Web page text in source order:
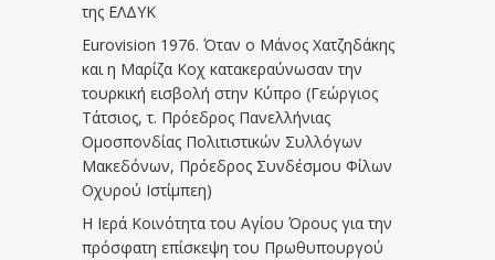
της ΕΛΔΥΚ
Eurovision 1976. Όταν ο Μάνος Χατζηδάκης
και η Μαρίζα Κοχ κατακεραύνωσαν την
τουρκική εισβολή στην Κύπρο (Γεώργιος
Τάτσιος, τ. Πρόεδρος Πανελλήνιας
Ομοσπονδίας Πολιτιστικών Συλλόγων
Μακεδόνων, Πρόεδρος Συνδέσμου Φίλων
Οχυρού Ιστίμπεη)
Η Ιερά Κοινότητα του Αγίου Όρους για την
πρόσφατη επίσκεψη του Πρωθυπουργού